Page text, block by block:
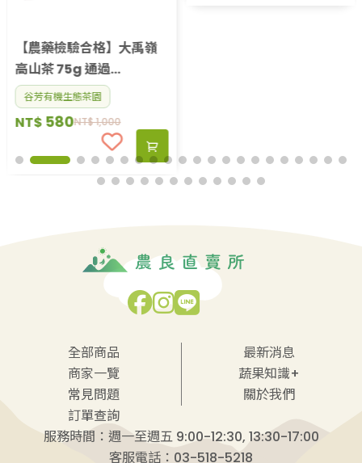
【農藥檢驗合格】大禹嶺
高山茶 75g 通過
ISO22000、HACCP、
HALAL驗證 食品衛生茶廠
谷芳有機生態茶園
NT$1,000
NT$ 580
全部商品
最新消息
商家一覽
蔬果知識+
常見問題
關於我們
訂單查詢
服務時間：週一至週五 9:00-12:30, 13:30-17:00
客服電話：03-518-5218